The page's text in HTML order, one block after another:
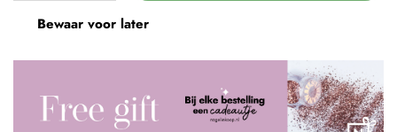
Bewaar voor later